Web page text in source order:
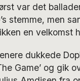
var det
stemme, men
en velkomst
dukkede
Game’ og gik